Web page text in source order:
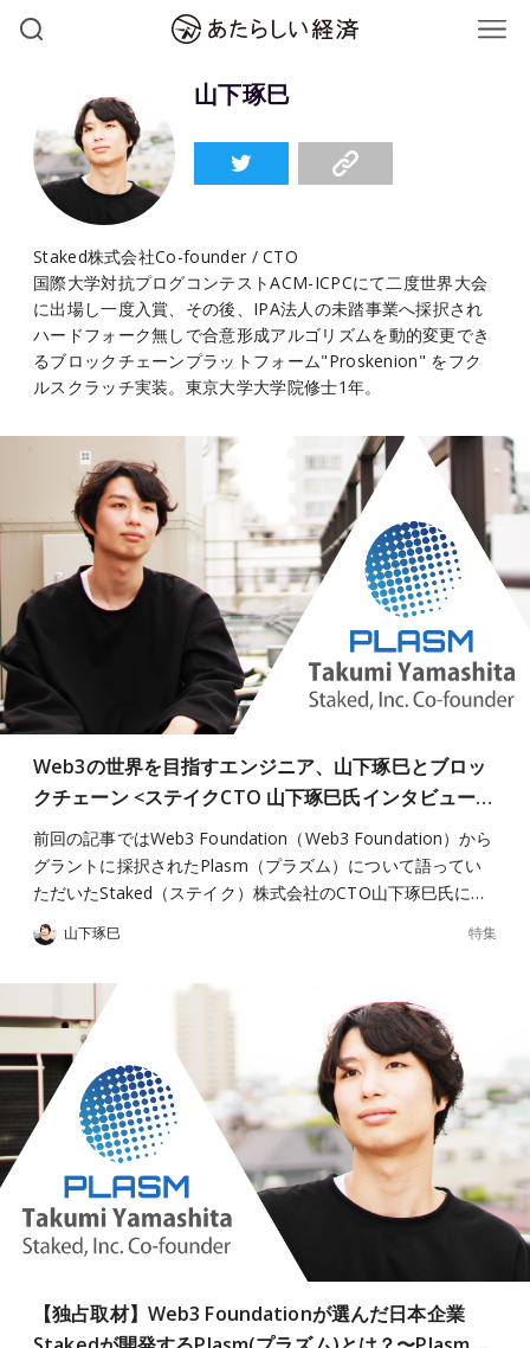
山下琢巳
Staked株式会社Co-founder / CTO
国際大学対抗プログコンテストACM-ICPCにて二度世界大会
に出場し一度入賞、その後、IPA法人の未踏事業へ採択され
ハードフォーク無しで合意形成アルゴリズムを動的変更でき
るブロックチェーンプラットフォーム"Proskenion" をフク
ルスクラッチ実装。東京大学大学院修士1年。
Web3の世界を目指すエンジニア、山下琢巳とブロッ
クチェーン <ステイクCTO 山下琢巳氏インタビュー…
前回の記事ではWeb3 Foundation（Web3 Foundation）から
グラントに採択されたPlasm（プラズム）について語ってい
ただいたStaked（ステイク）株式会社のCTO山下琢巳氏に…
山下琢巳 特集
【独占取材】Web3 Foundationが選んだ日本企業